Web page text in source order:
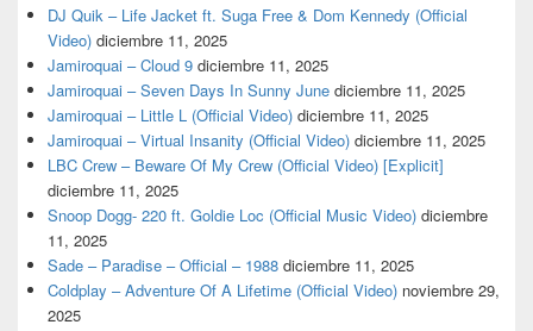
DJ Quik – Life Jacket ft. Suga Free & Dom Kennedy (Official
Video) diciembre 11, 2025
Jamiroquai – Cloud 9 diciembre 11, 2025
Jamiroquai – Seven Days In Sunny June diciembre 11, 2025
Jamiroquai – Little L (Official Video) diciembre 11, 2025
Jamiroquai – Virtual Insanity (Official Video) diciembre 11, 2025
LBC Crew – Beware Of My Crew (Official Video) [Explicit]
diciembre 11, 2025
Snoop Dogg- 220 ft. Goldie Loc (Official Music Video) diciembre
11, 2025
Sade – Paradise – Official – 1988 diciembre 11, 2025
Coldplay – Adventure Of A Lifetime (Official Video) noviembre 29,
2025